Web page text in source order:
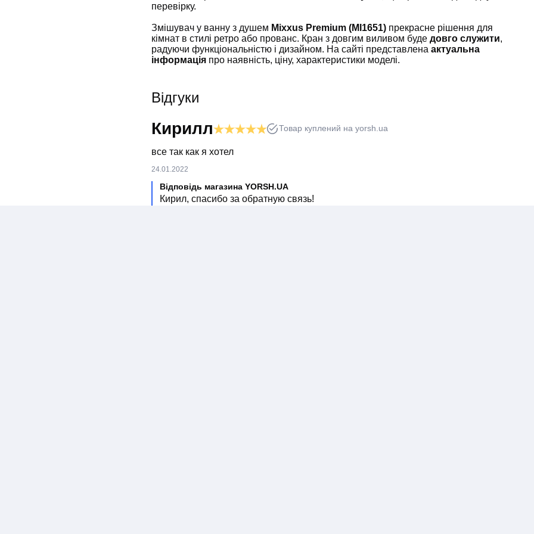
перевірку.
Змішувач у ванну з душем Mixxus Premium (MI1651) прекрасне рішення для
кімнат в стилі ретро або прованс. Кран з довгим виливом буде довго служити,
радуючи функціональністю і дизайном. На сайті представлена актуальна
інформація про наявність, ціну, характеристики моделі.
Відгуки
Кирилл Товар куплений на yorsh.ua
все так как я хотел
24.01.2022
Відповідь магазина YORSH.UA
Кирил, спасибо за обратную связь!